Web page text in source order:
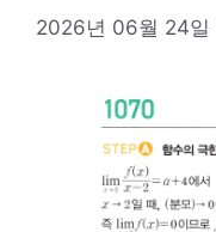
2026년 06월 24일